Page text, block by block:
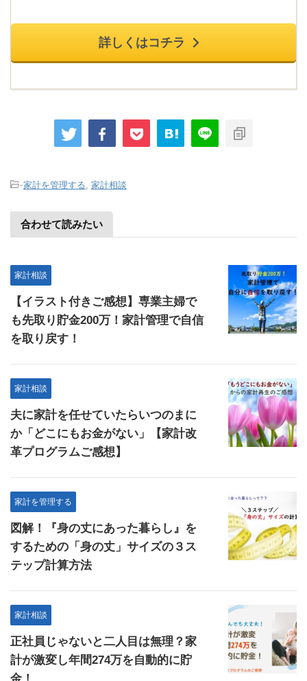
詳しくはコチラ
-家計を管理する 家計相談
合わせて読みたい
家計相談
【イラスト付きご感想】専業主婦で
も先取り貯金200万！家計管理で自信
を取り戻す！
家計相談
夫に家計を任せていたらいつのまに
か「どこにもお金がない」【家計改
革プログラムご感想】
家計を管理する
図解！『身の丈にあった暮らし』を
するための「身の丈」サイズの３ス
テップ計算方法
家計相談
正社員じゃないと二人目は無理？家
計が激変し年間274万を自動的に貯